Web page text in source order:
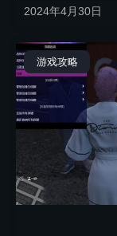
2024年4月30日
游戏攻略